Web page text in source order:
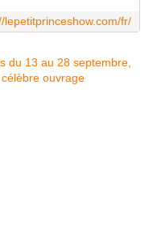
lepetitprinceshow.com/fr/